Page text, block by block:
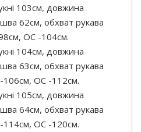
103см, довжина
62см, обхват рукава
OC -104см.
104см, довжина
63см, обхват рукава
OC -112см.
105см, довжина
64см, обхват рукава
OC -120см.